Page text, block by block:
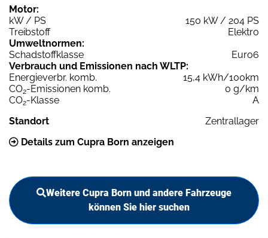
Motor:
kW / PS
150 kW / 204 PS
Treibstoff
Elektro
Umweltnormen:
Schadstoffklasse
Euro6
Verbrauch und Emissionen nach WLTP:
Energieverbr. komb.
15,4 kWh/100km
CO2-Emissionen komb.
0 g/km
CO2-Klasse
A
Standort
Zentrallager
Details zum Cupra Born anzeigen
Weitere Cupra Born und andere Fahrzeuge
können Sie hier suchen